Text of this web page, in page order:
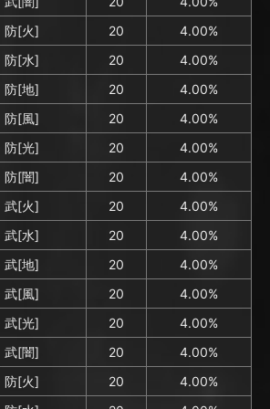
防[火]
20
4.00%
防[水]
20
4.00%
防[地]
20
4.00%
防[風]
20
4.00%
防[光]
20
4.00%
防[闇]
20
4.00%
武[火]
20
4.00%
武[水]
20
4.00%
武[地]
20
4.00%
武[風]
20
4.00%
武[光]
20
4.00%
武[闇]
20
4.00%
防[火]
20
4.00%